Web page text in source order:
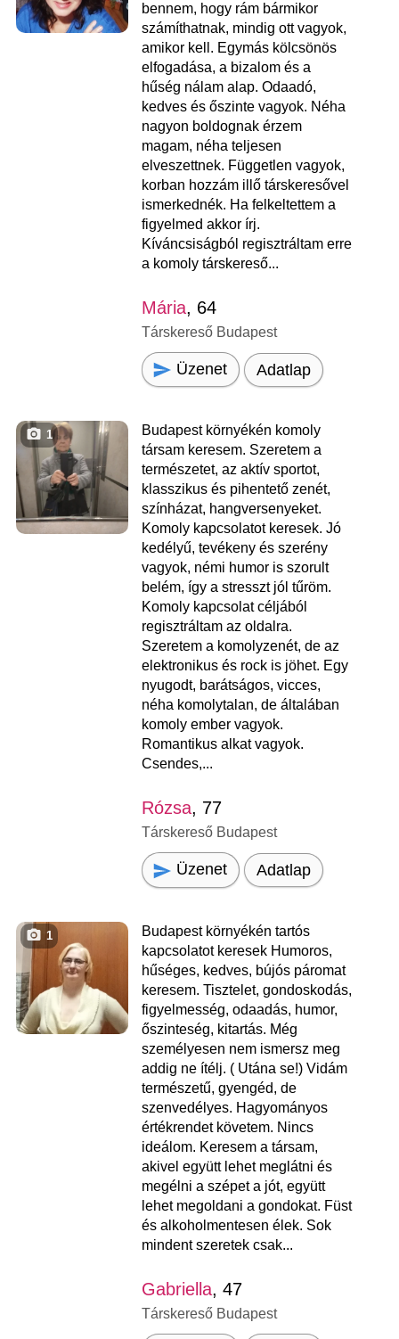
bennem, hogy rám bármikor
számíthatnak, mindig ott vagyok,
amikor kell. Egymás kölcsönös
elfogadása, a bizalom és a
hűség nálam alap. Odaadó,
kedves és őszinte vagyok. Néha
nagyon boldognak érzem
magam, néha teljesen
elveszettnek. Független vagyok,
korban hozzám illő társkeresővel
ismerkednék. Ha felkeltettem a
figyelmed akkor írj.
Kíváncsiságból regisztráltam erre
a komoly társkereső...
Mária, 64
Társkereső Budapest
Üzenet Adatlap
1
Budapest környékén komoly
társam keresem. Szeretem a
természetet, az aktív sportot,
klasszikus és pihentető zenét,
színházat, hangversenyeket.
Komoly kapcsolatot keresek. Jó
kedélyű, tevékeny és szerény
vagyok, némi humor is szorult
belém, így a stresszt jól tűröm.
Komoly kapcsolat céljából
regisztráltam az oldalra.
Szeretem a komolyzenét, de az
elektronikus és rock is jöhet. Egy
nyugodt, barátságos, vicces,
néha komolytalan, de általában
komoly ember vagyok.
Romantikus alkat vagyok.
Csendes,...
Rózsa, 77
Társkereső Budapest
Üzenet Adatlap
1
Budapest környékén tartós
kapcsolatot keresek Humoros,
hűséges, kedves, bújós páromat
keresem. Tisztelet, gondoskodás,
figyelmesség, odaadás, humor,
őszinteség, kitartás. Még
személyesen nem ismersz meg
addig ne ítélj. ( Utána se!) Vidám
természetű, gyengéd, de
szenvedélyes. Hagyományos
értékrendet követem. Nincs
ideálom. Keresem a társam,
akivel együtt lehet meglátni és
megélni a szépet a jót, együtt
lehet megoldani a gondokat. Füst
és alkoholmentesen élek. Sok
mindent szeretek csak...
Gabriella, 47
Társkereső Budapest